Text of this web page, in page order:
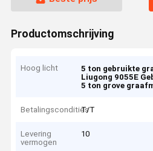
Productomschrijving
Hoog licht 5 ton gebruikte
Liugong 9055E
5 ton grove
Betalingscondities
T/T
Levering
vermogen
10